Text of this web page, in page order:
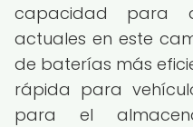
capacidad para
actuales en este
de baterías más
rápida para
para el